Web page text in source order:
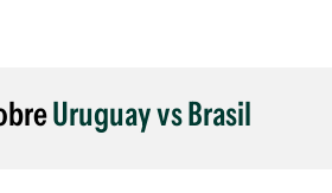
Uruguay vs Brasil